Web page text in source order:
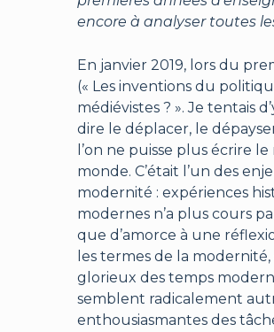
encore à analyser toutes
En janvier 2019, lors du
(« Les inventions du
médiévistes ? ». Je tentais
dire le déplacer, le
l’on ne puisse plus écrire
monde. C’était l’un des
modernité : expériences
modernes n’a plus cours
que d’amorce à une
les termes de la
glorieux des temps
semblent radicalement
enthousiasmantes des